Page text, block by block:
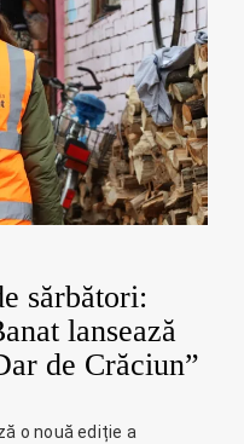
sărbători:
lansează
de Crăciun”
o nouă ediție a